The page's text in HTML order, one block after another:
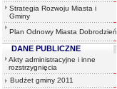
Strategia Rozwoju Miasta i
Gminy
Plan Odnowy Miasta Dobrodzień
DANE PUBLICZNE
Akty administracyjne i inne
rozstrzygnięcia
Budżet gminy 2011